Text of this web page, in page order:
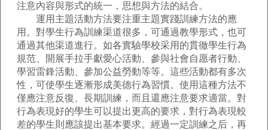
注意內容與形式的統一，思想與方法的結合。
運用主題活動方法要注重主題實踐訓練方法的應
用。對學生行為訓練渠道很多，可通過教學形式，也可
通過其他渠道進行。如各實驗學校采用的貫徹學生行為
規范、開展手拉手獻愛心活動、參與社會自愿者行動、
學習雷鋒活動、參加公益勞動等等。這些活動都有多次
性，可使學生逐漸形成美德行為習慣。使用這種方法不
僅應注意反復、長期訓練，而且還應注意要求適當。對
行為表現好的學生可以提出更高的要求，對行為表現較
差的學生則應該提出基本要求。經過一定訓練之后，再